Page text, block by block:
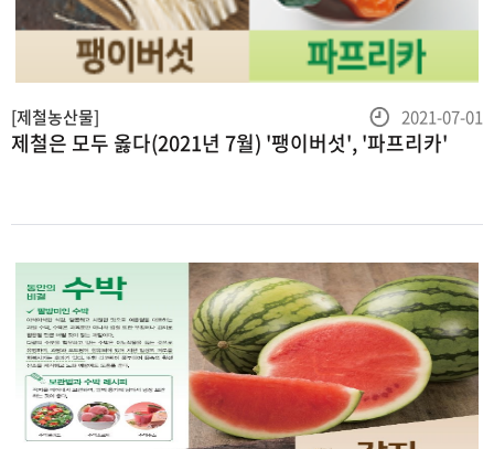
제철은 모두 옳다(2021년 7월) '팽이버섯', '파프리카'
[제철농산물]
등
록
2021-07-01